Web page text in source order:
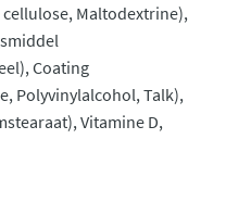
Maltodextrine),
Coating
Polyvinylalcohol, Talk),
Vitamine D,